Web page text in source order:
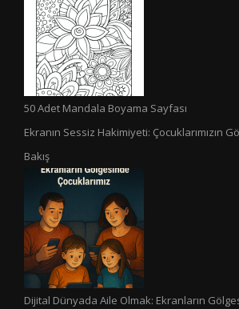
50 Adet Mandala Boyama Sayfası
Ekranın Sessiz Hakimiyeti: Çocuklarımızın
Bakış
Dijital Dünyada Aile Olmak: Ekranların